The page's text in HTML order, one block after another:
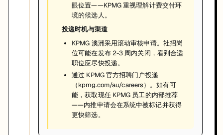
眼位置——KPMG 重视理解计费交付环
境的候选人。
投递时机与渠道
KPMG 澳洲采用滚动审核申请。社招岗
位可能在发布 2-3 周内关闭，看到合适
职位应尽快投递。
通过 KPMG 官方招聘门户投递
（kpmg.com/au/careers）。如有可
能，获取现任 KPMG 员工的内部推荐
——内推申请会在系统中被标记并获得
更快筛选。